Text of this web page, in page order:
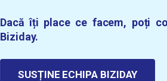
Dacă îți place ce facem, poți
Biziday.
SUSȚINE ECHIPA BIZIDAY